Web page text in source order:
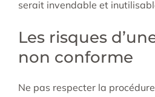
serait invendable et
Les risques
non conforme
Ne pas respecter la